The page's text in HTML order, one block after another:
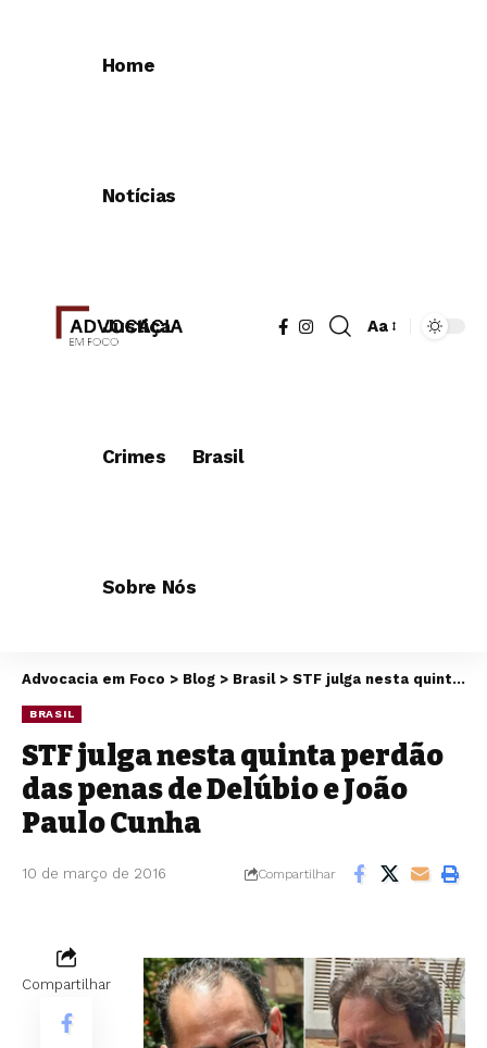
Home
Notícias
Justiça
Crimes Brasil
Sobre Nós
Aa
Advocacia em Foco > Blog > Brasil> STF julga nesta quinta perdão das penas de Delúbio e João Paulo Cunha
BRASIL
STF julga nesta quinta perdão
das penas de Delúbio e João
Paulo Cunha
10 de março de 2016 Compartilhar
Compartilhar